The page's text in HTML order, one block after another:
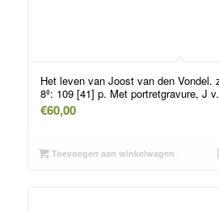
Het leven van Joost van den Vondel.
8º: 109 [41] p. Met portretgravure, J
€60,00
Toevoegen aan winkelwagen